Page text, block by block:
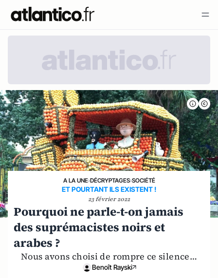
A LA UNE›DÉCRYPTAGES›SOCIÉTÉ
ET POURTANT ILS EXISTENT !
23 février 2022
Pourquoi ne parle-t-on jamais
des suprémacistes noirs et
arabes ?
Nous avons choisi de rompre ce silence…
Benoît Rayski